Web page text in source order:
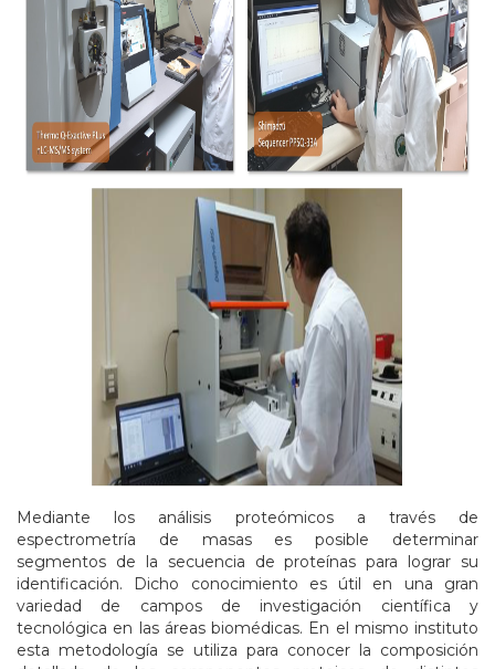
Mediante los análisis proteómicos a través de
espectrometría de masas es posible determinar
segmentos de la secuencia de proteínas para lograr su
identificación. Dicho conocimiento es útil en una gran
variedad de campos de investigación científica y
tecnológica en las áreas biomédicas. En el mismo instituto
esta metodología se utiliza para conocer la composición